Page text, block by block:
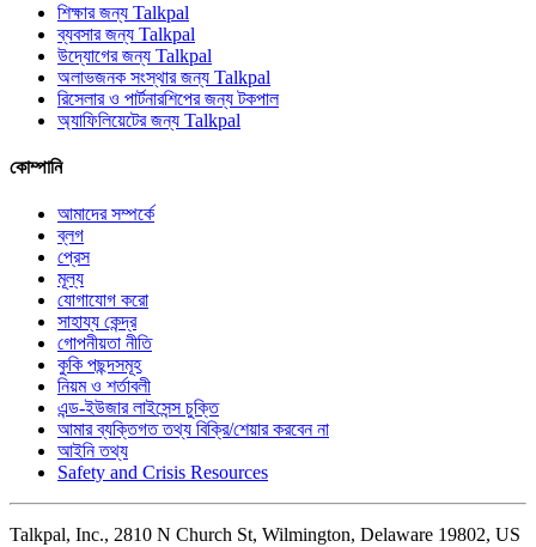
শিক্ষার জন্য Talkpal
ব্যবসার জন্য Talkpal
উদ্যোগের জন্য Talkpal
অলাভজনক সংস্থার জন্য Talkpal
রিসেলার ও পার্টনারশিপের জন্য টকপাল
অ্যাফিলিয়েটের জন্য Talkpal
কোম্পানি
আমাদের সম্পর্কে
ব্লগ
প্রেস
মূল্য
যোগাযোগ করো
সাহায্য কেন্দ্র
গোপনীয়তা নীতি
কুকি পছন্দসমূহ
নিয়ম ও শর্তাবলী
এন্ড-ইউজার লাইসেন্স চুক্তি
আমার ব্যক্তিগত তথ্য বিক্রি/শেয়ার করবেন না
আইনি তথ্য
Safety and Crisis Resources
Talkpal, Inc., 2810 N Church St, Wilmington, Delaware 19802, US